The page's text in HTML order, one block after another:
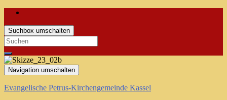
Suchbox umschalten
Search
for:
Navigation umschalten
Evangelische Petrus-Kirchengemeinde Kassel